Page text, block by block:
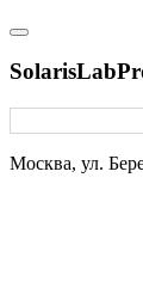
Москва, ул.